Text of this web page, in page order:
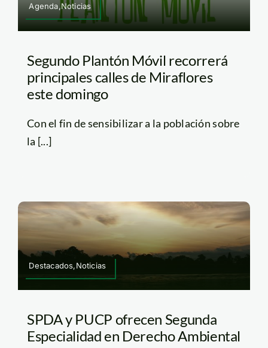
Agenda,Noticias
Segundo Plantón Móvil recorrerá
principales calles de Miraflores
este domingo
Con el fin de sensibilizar a la población sobre
la [...]
Destacados,Noticias
SPDA y PUCP ofrecen Segunda
Especialidad en Derecho Ambiental